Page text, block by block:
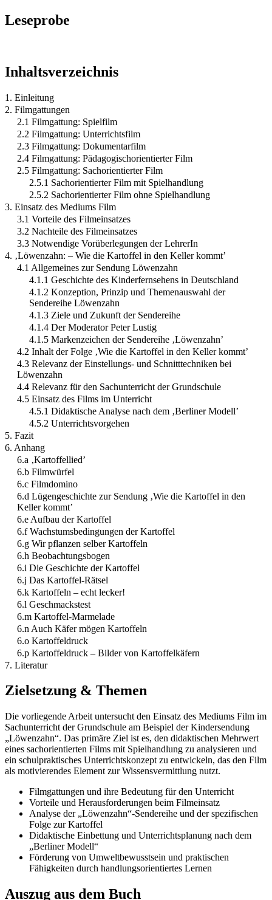
Leseprobe
Inhaltsverzeichnis
1. Einleitung
2. Filmgattungen
2.1 Filmgattung: Spielfilm
2.2 Filmgattung: Unterrichtsfilm
2.3 Filmgattung: Dokumentarfilm
2.4 Filmgattung: Pädagogischorientierter Film
2.5 Filmgattung: Sachorientierter Film
2.5.1 Sachorientierter Film mit Spielhandlung
2.5.2 Sachorientierter Film ohne Spielhandlung
3. Einsatz des Mediums Film
3.1 Vorteile des Filmeinsatzes
3.2 Nachteile des Filmeinsatzes
3.3 Notwendige Vorüberlegungen der LehrerIn
4. ‚Löwenzahn: – Wie die Kartoffel in den Keller kommt’
4.1 Allgemeines zur Sendung Löwenzahn
4.1.1 Geschichte des Kinderfernsehens in Deutschland
4.1.2 Konzeption, Prinzip und Themenauswahl der
Sendereihe Löwenzahn
4.1.3 Ziele und Zukunft der Sendereihe
4.1.4 Der Moderator Peter Lustig
4.1.5 Markenzeichen der Sendereihe ‚Löwenzahn’
4.2 Inhalt der Folge ‚Wie die Kartoffel in den Keller kommt’
4.3 Relevanz der Einstellungs- und Schnitttechniken bei
Löwenzahn
4.4 Relevanz für den Sachunterricht der Grundschule
4.5 Einsatz des Films im Unterricht
4.5.1 Didaktische Analyse nach dem ‚Berliner Modell’
4.5.2 Unterrichtsvorgehen
5. Fazit
6. Anhang
6.a ‚Kartoffellied’
6.b Filmwürfel
6.c Filmdomino
6.d Lügengeschichte zur Sendung ‚Wie die Kartoffel in den
Keller kommt’
6.e Aufbau der Kartoffel
6.f Wachstumsbedingungen der Kartoffel
6.g Wir pflanzen selber Kartoffeln
6.h Beobachtungsbogen
6.i Die Geschichte der Kartoffel
6.j Das Kartoffel-Rätsel
6.k Kartoffeln – echt lecker!
6.l Geschmackstest
6.m Kartoffel-Marmelade
6.n Auch Käfer mögen Kartoffeln
6.o Kartoffeldruck
6.p Kartoffeldruck – Bilder von Kartoffelkäfern
7. Literatur
Zielsetzung & Themen
Die vorliegende Arbeit untersucht den Einsatz des Mediums Film im
Sachunterricht der Grundschule am Beispiel der Kindersendung
„Löwenzahn“. Das primäre Ziel ist es, den didaktischen Mehrwert
eines sachorientierten Films mit Spielhandlung zu analysieren und
ein schulpraktisches Unterrichtskonzept zu entwickeln, das den Film
als motivierendes Element zur Wissensvermittlung nutzt.
Filmgattungen und ihre Bedeutung für den Unterricht
Vorteile und Herausforderungen beim Filmeinsatz
Analyse der „Löwenzahn“-Sendereihe und der spezifischen
Folge zur Kartoffel
Didaktische Einbettung und Unterrichtsplanung nach dem
„Berliner Modell“
Förderung von Umweltbewusstsein und praktischen
Fähigkeiten durch handlungsorientiertes Lernen
Auszug aus dem Buch